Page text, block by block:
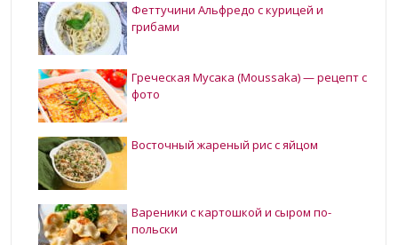
Феттучини Альфредо с курицей и
грибами
Греческая Мусака (Moussaka) — рецепт с
фото
Восточный жареный рис с яйцом
Вареники с картошкой и сыром по-
польски